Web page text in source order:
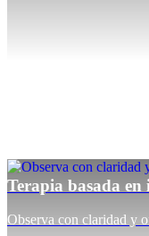
Terapia basada en
Observa con claridad y